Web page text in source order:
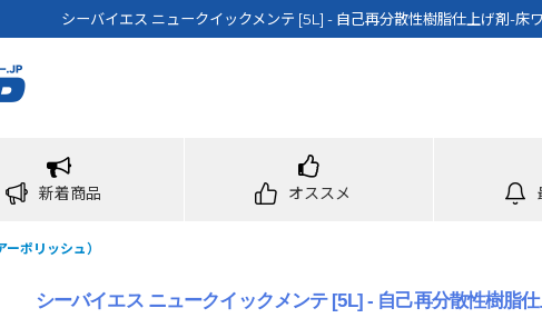
シーバイエス ニュークイックメンテ [5L] - 自己再分散性樹脂仕上げ剤-床
新着商品 オススメ
ポリッシュ）
シーバイエス ニュークイックメンテ [5L] - 自己再分散性樹脂